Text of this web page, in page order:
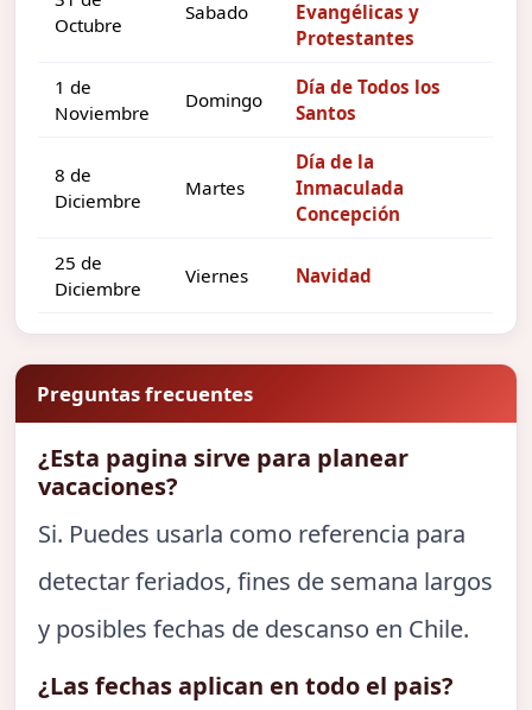
Octubre
Sabado
Evangélicas y
Protestantes
1 de
Noviembre
Domingo
Día de Todos los
Santos
8 de
Diciembre
Martes
Día de la
Inmaculada
Concepción
25 de
Diciembre
Viernes Navidad
Preguntas frecuentes
¿Esta pagina sirve para planear
vacaciones?
Si. Puedes usarla como referencia para
detectar feriados, fines de semana largos
y posibles fechas de descanso en Chile.
¿Las fechas aplican en todo el pais?